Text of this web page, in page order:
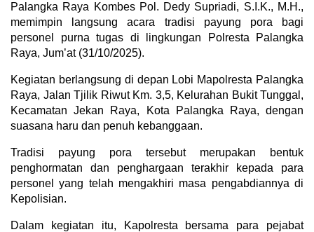
Palangka Raya Kombes Pol. Dedy Supriadi, S.I.K., M.H.,
memimpin langsung acara tradisi payung pora bagi
personel purna tugas di lingkungan Polresta Palangka
Raya, Jum’at (31/10/2025).
Kegiatan berlangsung di depan Lobi Mapolresta Palangka
Raya, Jalan Tjilik Riwut Km. 3,5, Kelurahan Bukit Tunggal,
Kecamatan Jekan Raya, Kota Palangka Raya, dengan
suasana haru dan penuh kebanggaan.
Tradisi payung pora tersebut merupakan bentuk
penghormatan dan penghargaan terakhir kepada para
personel yang telah mengakhiri masa pengabdiannya di
Kepolisian.
Dalam kegiatan itu, Kapolresta bersama para pejabat